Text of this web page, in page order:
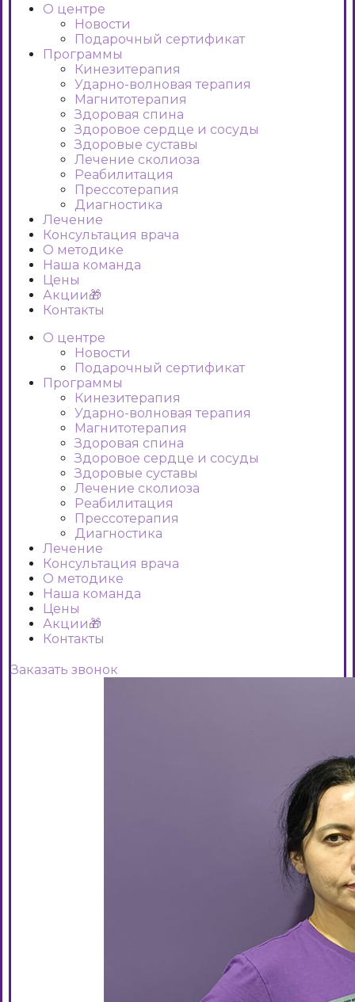
О центре
Новости
Подарочный сертификат
Программы
Кинезитерапия
Ударно-волновая терапия
Магнитотерапия
Здоровая спина
Здоровое сердце и сосуды
Здоровые суставы
Лечение сколиоза
Реабилитация
Прессотерапия
Диагностика
Лечение
Консультация врача
О методике
Наша команда
Цены
Акции🎁
Контакты
О центре
Новости
Подарочный сертификат
Программы
Кинезитерапия
Ударно-волновая терапия
Магнитотерапия
Здоровая спина
Здоровое сердце и сосуды
Здоровые суставы
Лечение сколиоза
Реабилитация
Прессотерапия
Диагностика
Лечение
Консультация врача
О методике
Наша команда
Цены
Акции🎁
Контакты
Заказать звонок